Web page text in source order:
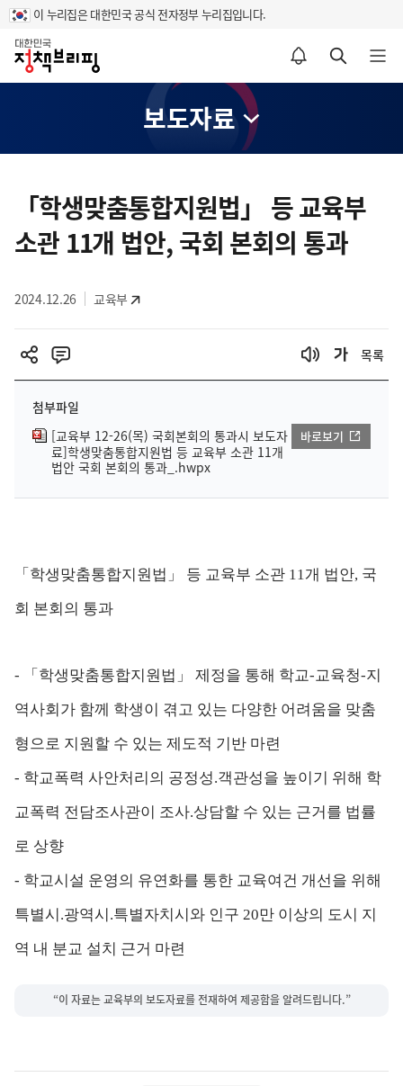
이 누리집은 대한민국 공식 전자정부 누리집입니다.
홈
알림설정 바로가기 검색 바로가기 메뉴 열기
보도자료
영
「학생맞춤통합지원법」 등 교육부
소관 11개 법안, 국회 본회의 통과
2024.12.26 교육부
목록
첨부파일
[교육부 12-26(목) 국회본회의 통과시 보도자
료]학생맞춤통합지원법 등 교육부 소관 11개
법안 국회 본회의 통과_.hwpx
바로보기
「학생맞춤통합지원법」 등 교육부 소관 11개 법안, 국
회 본회의 통과
- 「학생맞춤통합지원법」 제정을 통해 학교-교육청-지
역사회가 함께 학생이 겪고 있는 다양한 어려움을 맞춤
형으로 지원할 수 있는 제도적 기반 마련
- 학교폭력 사안처리의 공정성.객관성을 높이기 위해 학
교폭력 전담조사관이 조사.상담할 수 있는 근거를 법률
로 상향
- 학교시설 운영의 유연화를 통한 교육여건 개선을 위해
특별시.광역시.특별자치시와 인구 20만 이상의 도시 지
역 내 분교 설치 근거 마련
“이 자료는 교육부의 보도자료를 전재하여 제공함을 알려드립니다.”